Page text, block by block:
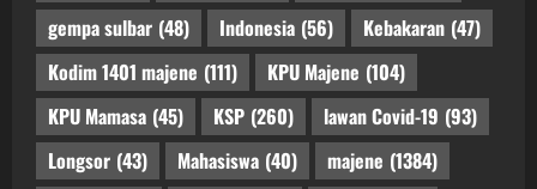
gempa sulbar (48) Indonesia (56) Kebakaran (47)
Kodim 1401 majene (111) KPU Majene (104)
KPU Mamasa (45) KSP (260) lawan Covid-19 (93)
Longsor (43) Mahasiswa (40) majene (1384)